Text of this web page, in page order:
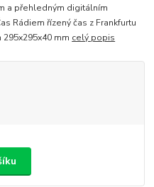
a přehledným digitálním
Rádiem řízený čas z Frankfurtu
295x295x40 mm celý popis